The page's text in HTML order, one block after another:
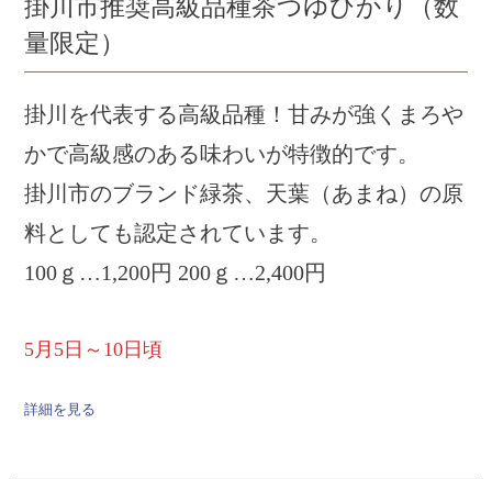
掛川市推奨高級品種茶つゆひかり（数
量限定）
掛川を代表する高級品種！甘みが強くまろや
かで高級感のある味わいが特徴的です。
掛川市のブランド緑茶、天葉（あまね）の原
料としても認定されています。
100ｇ…1,200円 200ｇ…2,400円
5月5日～10日頃
詳細を見る